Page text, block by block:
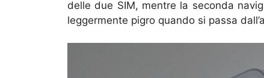
delle due SIM, mentre la seconda
leggermente pigro quando si passa